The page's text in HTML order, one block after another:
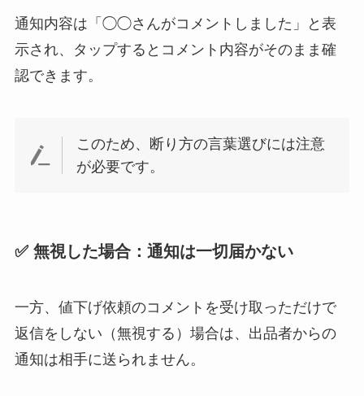
通知内容は「◯◯さんがコメントしました」と表
示され、タップするとコメント内容がそのまま確
認できます。
このため、断り方の言葉選びには注意
が必要です。
✅ 無視した場合：通知は一切届かない
一方、値下げ依頼のコメントを受け取っただけで
返信をしない（無視する）場合は、出品者からの
通知は相手に送られません。